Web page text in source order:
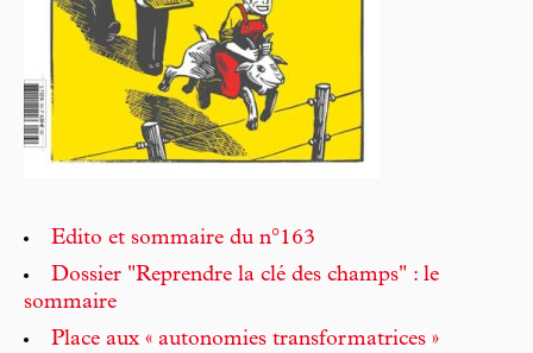
Edito et sommaire du n°163
Dossier "Reprendre la clé des champs" : le
sommaire
Place aux « autonomies transformatrices »